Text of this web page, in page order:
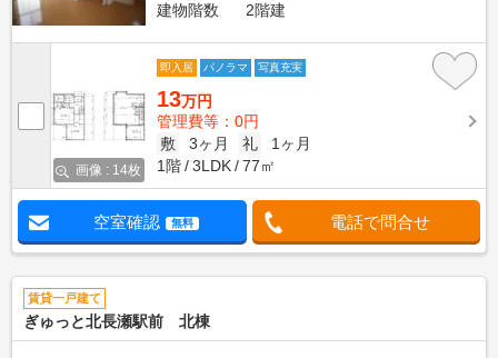
建物階数
2階建
画像 : 14枚
即入居 パノラマ 写真充実
13万円
管理費等：0円
敷
3ヶ月 礼
1ヶ月
1階
3LDK 77㎡
空室確認 無料 電話で問合せ
賃貸一戸建て
ぎゅっと北長瀬駅前 北棟